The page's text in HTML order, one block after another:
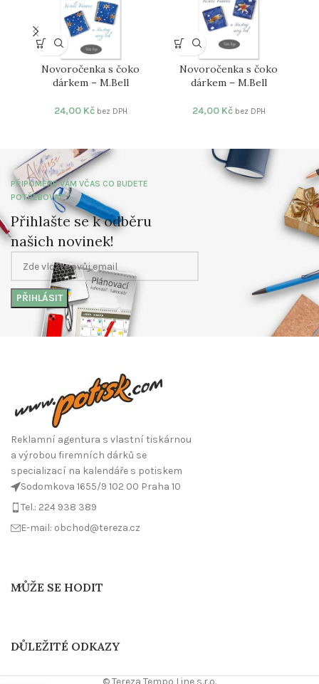
Novoročenka s čoko
dárkem – M.Bell
24,00 Kč bez DPH
Novoročenka s čoko
dárkem – M.Bell
24,00 Kč bez DPH
PŘIPOMENE VÁM VČAS CO BUDETE
POTŘEBOVAT
Přihlašte se k odběru
našich novinek!
Reklamní agentura s vlastní tiskárnou
a výrobou firemních dárků se
specializací na kalendáře s potiskem
Sodomkova 1655/9 102 00 Praha 10
Tel.: 224 938 389
E-mail: obchod@tereza.cz
MŮŽE SE HODIT
DŮLEŽITÉ ODKAZY
© Tereza Tempo Line s.r.o.